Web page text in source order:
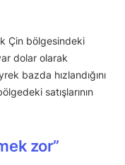
Çin bölgesindeki
dolar olarak
bazda hızlandığını
satışlarının
zor”